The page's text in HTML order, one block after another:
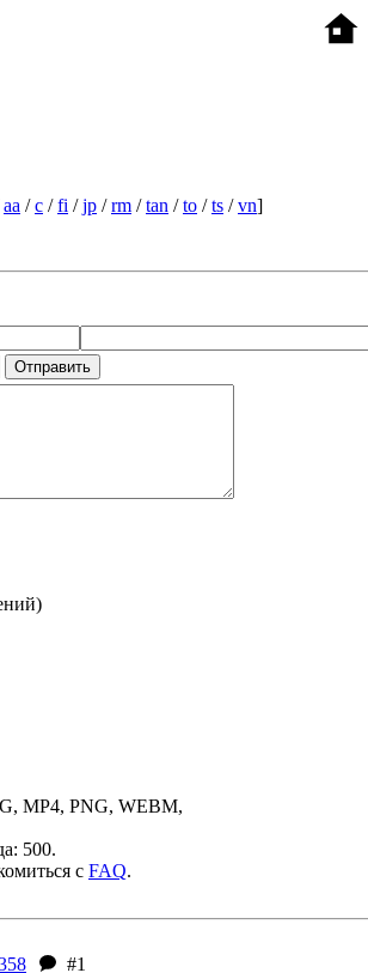
aa /c /fi /jp /rm /tan /to /ts /vn]
MP4, PNG, WEBM,
500.
с FAQ.
#1